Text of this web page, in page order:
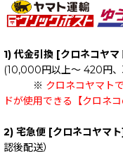
1) 代金引換 [クロネコヤマ
(10,000円以上～ 420円
※ クロネコヤマト
ドが使用できる【クロネ
2) 宅急便 [クロネコヤマト
認後配送）